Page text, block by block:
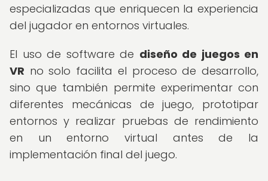
especializadas que enriquecen la experiencia
del jugador en entornos virtuales.
El uso de software de diseño de juegos en
VR no solo facilita el proceso de desarrollo,
sino que también permite experimentar con
diferentes mecánicas de juego, prototipar
entornos y realizar pruebas de rendimiento
en un entorno virtual antes de la
implementación final del juego.